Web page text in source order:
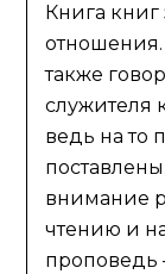
Книга книг
также
служителя
ведь на то
внимание
чтению и
проповедь